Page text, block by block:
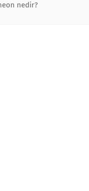
nedir?